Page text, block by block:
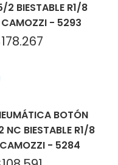
2 BIESTABLE R1/8
- 5293
178.267
BOTÓN
NC BIESTABLE R1/8
- 5284